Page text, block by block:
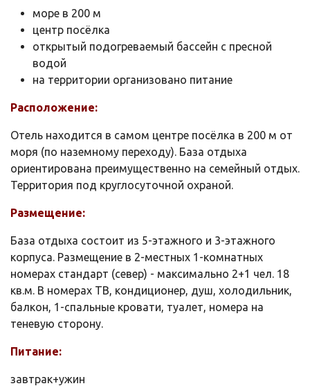
море в 200 м
центр посёлка
открытый подогреваемый бассейн с пресной
водой
на территории организовано питание
Расположение:
Отель находится в самом центре посёлка в 200 м от
моря (по наземному переходу). База отдыха
ориентирована преимущественно на семейный отдых.
Территория под круглосуточной охраной.
Размещение:
База отдыха состоит из 5-этажного и 3-этажного
корпуса. Размещение в 2-местных 1-комнатных
номерах стандарт (север) - максимально 2+1 чел. 18
кв.м. В номерах ТВ, кондиционер, душ, холодильник,
балкон, 1-спальные кровати, туалет, номера на
теневую сторону.
Питание:
завтрак+ужин